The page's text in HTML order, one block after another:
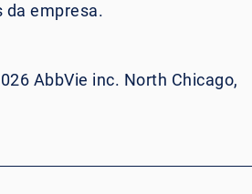
da empresa.
AbbVie inc. North Chicago,